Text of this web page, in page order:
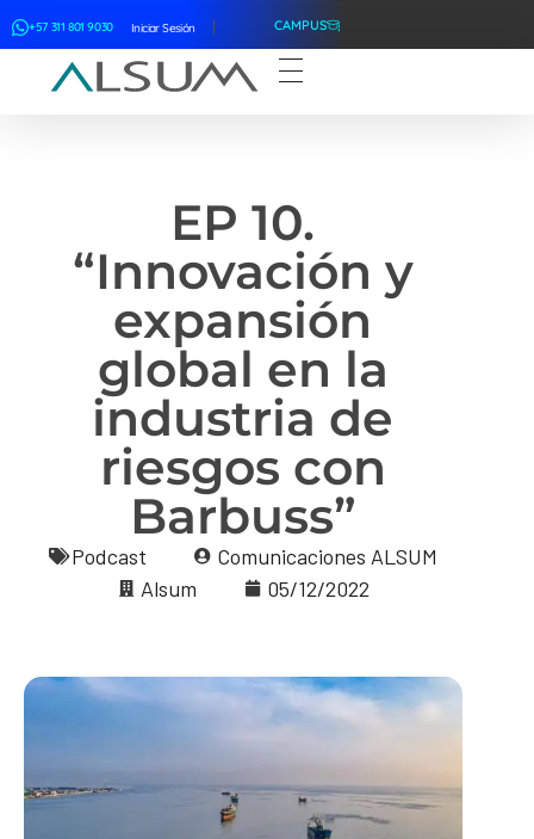
+57 311 801 9030 Iniciar Sesión CAMPUS
EP 10.
“Innovación y
expansión
global en la
industria de
riesgos con
Barbuss”
Podcast
Comunicaciones ALSUM
Alsum
05/12/2022